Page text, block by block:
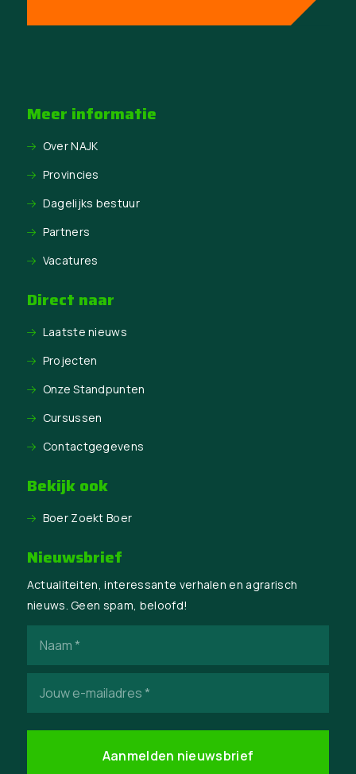
Meer informatie
Over NAJK
Provincies
Dagelijks bestuur
Partners
Vacatures
Direct naar
Laatste nieuws
Projecten
Onze Standpunten
Cursussen
Contactgegevens
Bekijk ook
Boer Zoekt Boer
Nieuwsbrief
Actualiteiten, interessante verhalen en agrarisch
nieuws. Geen spam, beloofd!